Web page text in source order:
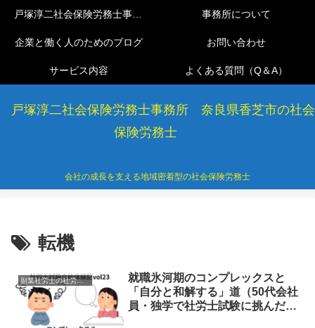
戸塚淳二社会保険労務士事務所 奈良県香芝市の社会
保険労務士
会社の成長を支える地域密着型の社会保険労務士
戸塚淳二社会保険労務士事務所 事務所について
企業と働く人のためのブログ お問い合わせ
サービス内容 よくある質問（Q＆A）
転機
副業社労士の社労士試験合格体験記
就職氷河期のコンプレックスと
「自分と和解する」道（50代会社
員・独学で社労士試験に挑んだ軌